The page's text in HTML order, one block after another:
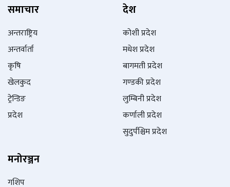
समाचार
अन्तराष्ट्रिय
अन्तर्वार्ता
कृषि
खेलकुद
ट्रेन्डिङ
प्रदेश
देश
कोशी प्रदेश
मधेश प्रदेश
बागमती प्रदेश
गण्डकी प्रदेश
लुम्बिनी प्रदेश
कर्णाली प्रदेश
सुदुर्पश्चिम प्रदेश
मनोरञ्जन
गशिप